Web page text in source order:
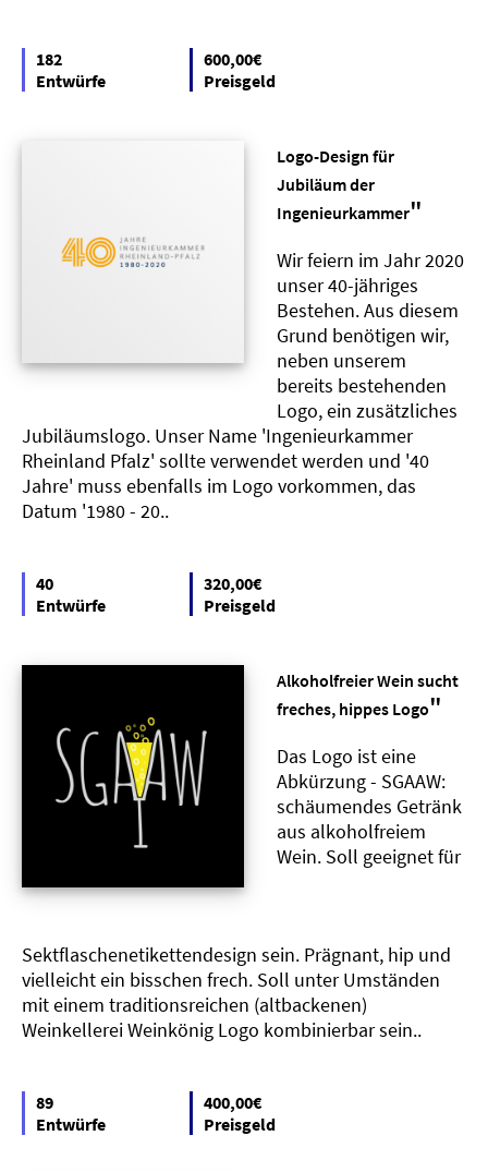
182
Entwürfe
600,00€
Preisgeld
Logo-Design für
Jubiläum der
Ingenieurkammer"
Wir feiern im Jahr 2020
unser 40-jähriges
Bestehen. Aus diesem
Grund benötigen wir,
neben unserem
bereits bestehenden
Logo, ein zusätzliches
Jubiläumslogo. Unser Name 'Ingenieurkammer
Rheinland Pfalz' sollte verwendet werden und '40
Jahre' muss ebenfalls im Logo vorkommen, das
Datum '1980 - 20..
40
Entwürfe
320,00€
Preisgeld
Alkoholfreier Wein sucht
freches, hippes Logo"
Das Logo ist eine
Abkürzung - SGAAW:
schäumendes Getränk
aus alkoholfreiem
Wein. Soll geeignet für
Sektflaschenetikettendesign sein. Prägnant, hip und
vielleicht ein bisschen frech. Soll unter Umständen
mit einem traditionsreichen (altbackenen)
Weinkellerei Weinkönig Logo kombinierbar sein..
89
Entwürfe
400,00€
Preisgeld